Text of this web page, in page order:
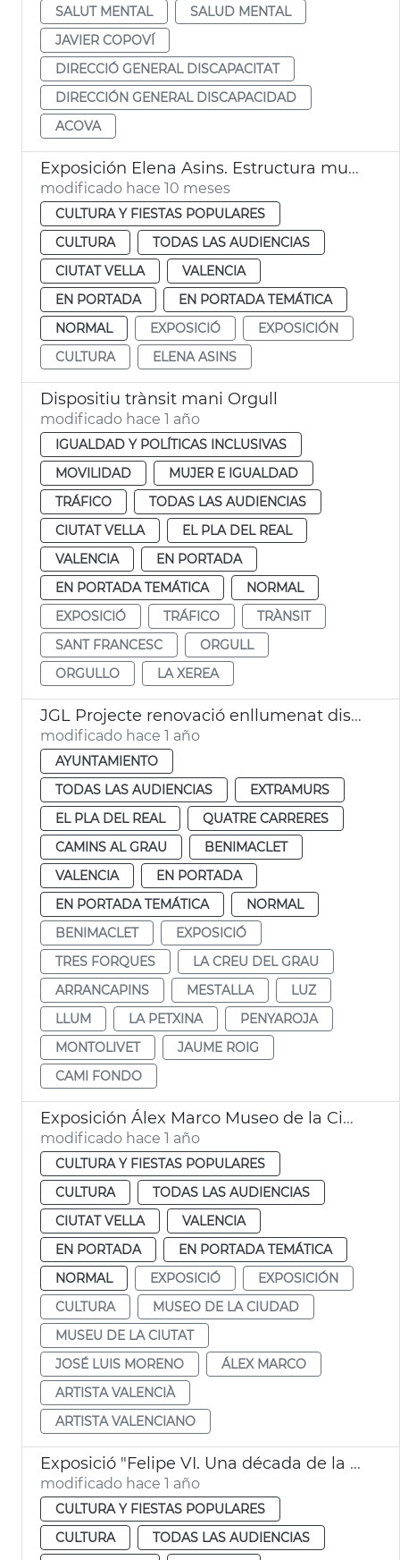
SALUT MENTAL
SALUD MENTAL
JAVIER COPOVÍ
DIRECCIÓ GENERAL DISCAPACITAT
DIRECCIÓN GENERAL DISCAPACIDAD
ACOVA
Exposición Elena Asins. Estructura musical. Museu de la Ciutat de València
modificado hace 10 meses
CULTURA Y FIESTAS POPULARES
CULTURA
TODAS LAS AUDIENCIAS
CIUTAT VELLA
VALENCIA
EN PORTADA
EN PORTADA TEMÁTICA
NORMAL
EXPOSICIÓ
EXPOSICIÓN
CULTURA
ELENA ASINS
Dispositiu trànsit mani Orgull
modificado hace 1 año
IGUALDAD Y POLÍTICAS INCLUSIVAS
MOVILIDAD
MUJER E IGUALDAD
TRÁFICO
TODAS LAS AUDIENCIAS
CIUTAT VELLA
EL PLA DEL REAL
VALENCIA
EN PORTADA
EN PORTADA TEMÁTICA
NORMAL
EXPOSICIÓ
TRÁFICO
TRÀNSIT
SANT FRANCESC
ORGULL
ORGULLO
LA XEREA
JGL Projecte renovació enllumenat districtes València
modificado hace 1 año
AYUNTAMIENTO
TODAS LAS AUDIENCIAS
EXTRAMURS
EL PLA DEL REAL
QUATRE CARRERES
CAMINS AL GRAU
BENIMACLET
VALENCIA
EN PORTADA
EN PORTADA TEMÁTICA
NORMAL
BENIMACLET
EXPOSICIÓ
TRES FORQUES
LA CREU DEL GRAU
ARRANCAPINS
MESTALLA
LUZ
LLUM
LA PETXINA
PENYAROJA
MONTOLIVET
JAUME ROIG
CAMI FONDO
Exposición Álex Marco Museo de la Ciudad
modificado hace 1 año
CULTURA Y FIESTAS POPULARES
CULTURA
TODAS LAS AUDIENCIAS
CIUTAT VELLA
VALENCIA
EN PORTADA
EN PORTADA TEMÁTICA
NORMAL
EXPOSICIÓ
EXPOSICIÓN
CULTURA
MUSEO DE LA CIUDAD
MUSEU DE LA CIUTAT
JOSÉ LUIS MORENO
ÁLEX MARCO
ARTISTA VALENCIÀ
ARTISTA VALENCIANO
Exposició "Felipe VI. Una década de la historia de la Corona de España" En València
modificado hace 1 año
CULTURA Y FIESTAS POPULARES
CULTURA
TODAS LAS AUDIENCIAS